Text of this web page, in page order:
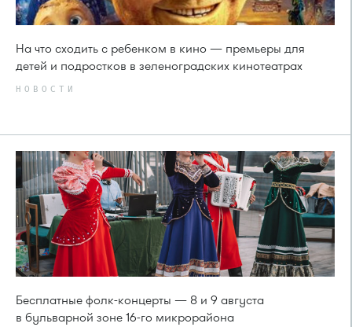
На что сходить с ребенком в кино — премьеры для
детей и подростков в зеленоградских кинотеатрах
НОВОСТИ
Бесплатные фолк-концерты — 8 и 9 августа
в бульварной зоне 16-го микрорайона